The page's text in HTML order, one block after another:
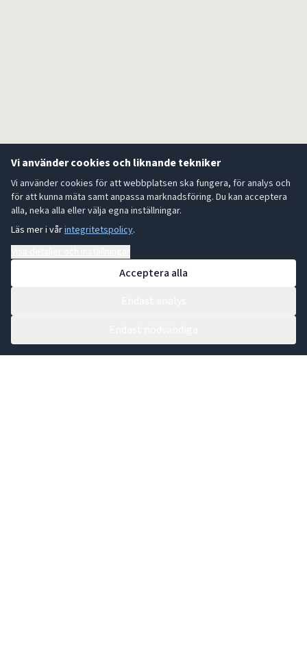
Vi använder cookies och liknande tekniker
Vi använder cookies för att webbplatsen ska fungera, för analys och
för att kunna mäta samt anpassa marknadsföring. Du kan acceptera
alla, neka alla eller välja egna inställningar.
Läs mer i vårintegritetspolicy.
Acceptera alla